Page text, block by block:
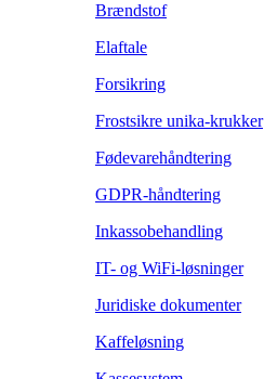
Brændstof
Elaftale
Forsikring
Frostsikre unika-krukker
Fødevarehåndtering
GDPR-håndtering
Inkassobehandling
IT- og WiFi-løsninger
Juridiske dokumenter
Kaffeløsning